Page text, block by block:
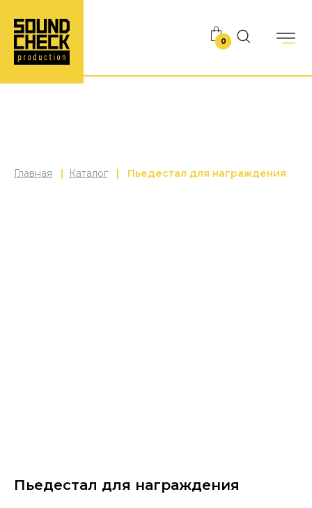
0
Главная | Каталог | Пьедестал для награждения
Пьедестал для награждения